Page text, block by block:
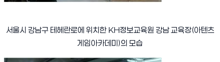
서울시 강남구 테헤란로에 위치한 KH정보교육원 강남 교육장(아텐츠
게임아카데미 )의 모습